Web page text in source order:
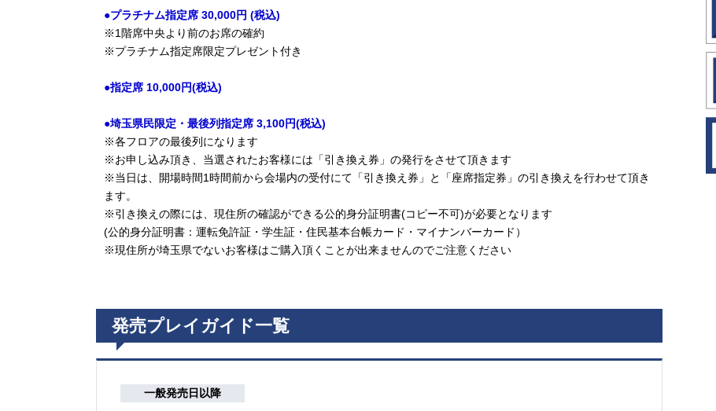
●プラチナム指定席 30,000円 (税込)
※1階席中央より前のお席の確約
※プラチナム指定席限定プレゼント付き
●指定席 10,000円(税込)
●埼玉県民限定・最後列指定席 3,100円(税込)
※各フロアの最後列になります
※お申し込み頂き、当選されたお客様には「引き換え券」の発行をさせて頂きます
※当日は、開場時間1時間前から会場内の受付にて「引き換え券」と「座席指定券」の引き換えを行わせて頂き
ます。
※引き換えの際には、現住所の確認ができる公的身分証明書(コピー不可)が必要となります
(公的身分証明書：運転免許証・学生証・住民基本台帳カード・マイナンバーカード）
※現住所が埼玉県でないお客様はご購入頂くことが出来ませんのでご注意ください
発売プレイガイド一覧
一般発売日以降